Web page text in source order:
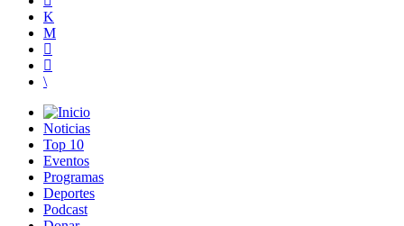
Noticias
Top 10
Eventos
Programas
Deportes
Podcast